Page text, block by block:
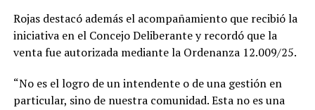
Rojas destacó además el acompañamiento que recibió la
iniciativa en el Concejo Deliberante y recordó que la
venta fue autorizada mediante la Ordenanza 12.009/25.
“No es el logro de un intendente o de una gestión en
particular, sino de nuestra comunidad. Esta no es una